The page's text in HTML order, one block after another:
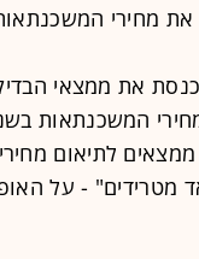
מחירי
את ממצאי
המשכנתאות
לתיאום
מטרידים" - על